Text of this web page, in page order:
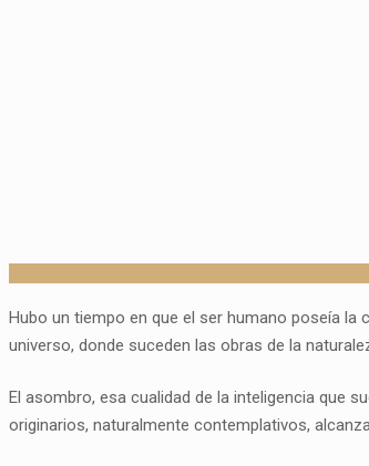
Hubo un tiempo en que el ser humano poseía
universo, donde suceden las obras de la
El asombro, esa cualidad de la inteligencia que
originarios, naturalmente contemplativos,